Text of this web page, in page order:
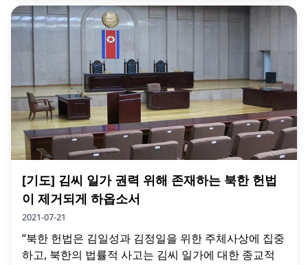
[기도] 김씨 일가 권력 위해 존재하는 북한 헌법
이 제거되게 하옵소서
2021-07-21
“북한 헌법은 김일성과 김정일을 위한 주체사상에 집중
하고, 북한의 법률적 사고는 김씨 일가에 대한 종교적